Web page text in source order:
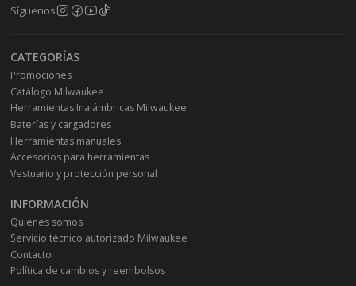
Síguenos
CATEGORÍAS
Promociones
Catálogo Milwaukee
Herramientas Inalámbricas Milwaukee
Baterías y cargadores
Herramientas manuales
Accesorios para herramientas
Vestuario y protección personal
INFORMACIÓN
Quienes somos
Servicio técnico autorizado Milwaukee
Contacto
Política de cambios y reembolsos